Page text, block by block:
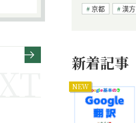
京都
漢方
新着記事
NEW